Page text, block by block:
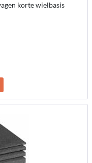
korte wielbasis